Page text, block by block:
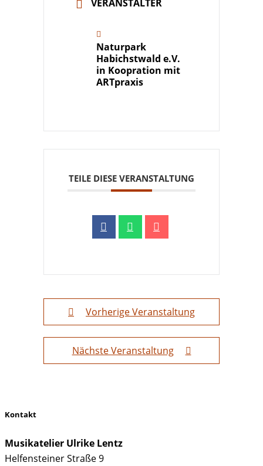
VERANSTALTER
Naturpark
Habichstwald e.V.
in Koopration mit
ARTpraxis
TEILE DIESE VERANSTALTUNG
Vorherige Veranstaltung
Nächste Veranstaltung
Kontakt
Musikatelier Ulrike Lentz
Helfensteiner Straße 9